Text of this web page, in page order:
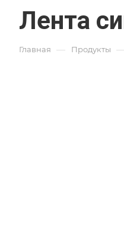
Лента
Главная — Продукты